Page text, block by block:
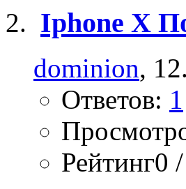
Iphone X
dominion,
Ответов: 1
Рейтинг0